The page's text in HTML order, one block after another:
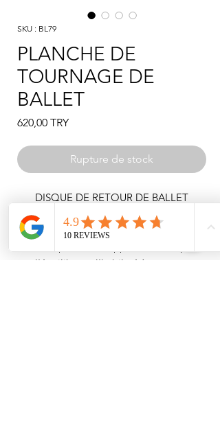
SKU : BL79
PLANCHE DE
TOURNAGE DE
BALLET
620,00 TRYPrix
Rupture de stock
DISQUE DE RETOUR DE BALLET
Planche de pirouette portable en EVA,
l'équilibre et l'habileté à tourner -